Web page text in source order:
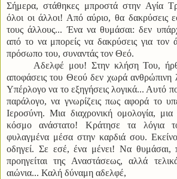
Σήμερα, στάθηκες μπροστά στην Αγία
όλοι οι άλλοι! Από αύριο, θα δακρύσεις
τους άλλους... Ένα να θυμάσαι: δεν
από το να μπορείς να δακρύσεις για τον
πρόσωπο του, συναντάς τον Θεό.
Αδελφέ μου! Στην κλήση Του,
αποφάσεις του Θεού δεν χωρά ανθρώπινη
Υπέρλογο να το εξηγήσεις λογικά... Αυτό
παράλογο, να γνωρίζεις πως αφορά το
Ιεροσύνη. Μια διαχρονική ομολογία,
κόσμο ανάστατο! Κράτησε τα λόγια
φυλαγμένα μέσα στην καρδιά σου.
οδηγεί. Σε εσέ, ένα μένει! Να θυμάσαι,
προηγείται της Αναστάσεως, αλλά
αιώνια... Καλή δύναμη αδελφέ,